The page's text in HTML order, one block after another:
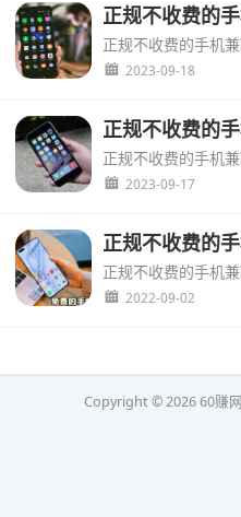
2023-09-18
2023-09-17
2022-09-02
Copyright © 202660赚网